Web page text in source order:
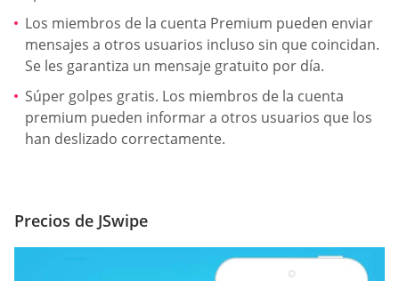
Los miembros de la cuenta Premium pueden enviar
mensajes a otros usuarios incluso sin que coincidan.
Se les garantiza un mensaje gratuito por día.
Súper golpes gratis. Los miembros de la cuenta
premium pueden informar a otros usuarios que los
han deslizado correctamente.
Precios de JSwipe